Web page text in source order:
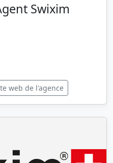
Swixim
web de l'agence